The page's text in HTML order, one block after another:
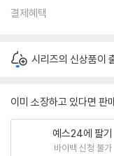
결제혜택
시리즈의 신상품이
이미 소장하고 있다면 판
예스24에 팔기
바이백 신청 불가